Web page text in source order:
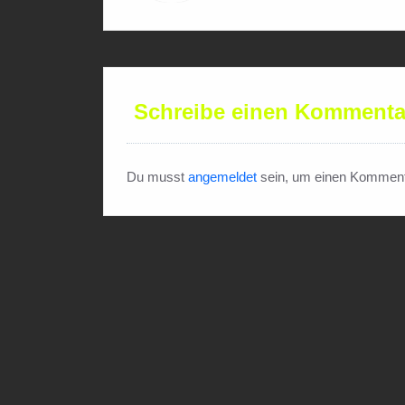
Schreibe einen
Du musst angemeldet sein, um einen